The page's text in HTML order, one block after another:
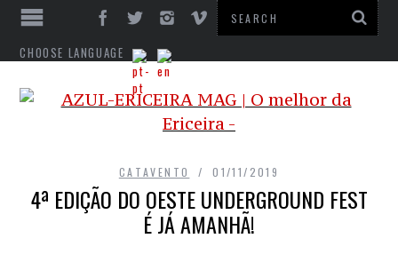
CHOOSE LANGUAGE
CATAVENTO 01/11/2019
4ª EDIÇÃO DO OESTE UNDERGROUND FEST
É JÁ AMANHÃ!